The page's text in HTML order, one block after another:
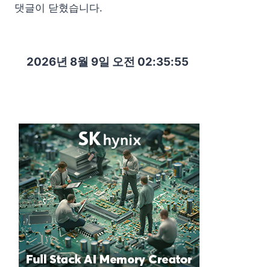
댓글이 닫혔습니다.
2026년 8월 9일 오전 02:35:56